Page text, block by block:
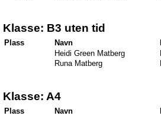
Klasse: B3 uten tid
Plass Navn
Heidi Green Matberg
Runa Matberg
Klasse: A4
Plass Navn